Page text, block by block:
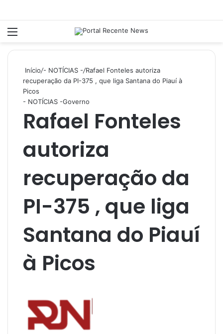
Início/- NOTÍCIAS -/Rafael Fonteles autoriza
recuperação da PI-375 , que liga Santana do Piauí à
Picos
- NOTÍCIAS -Governo
Rafael Fonteles
autoriza
recuperação da
PI-375 , que liga
Santana do Piauí
à Picos